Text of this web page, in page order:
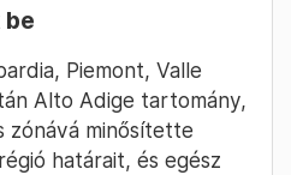
Piemont, Valle
Alto Adige tartomány,
zónává minősítette
határait, és egész